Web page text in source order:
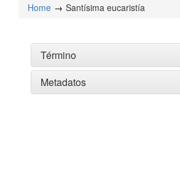
Home Santísima eucaristía
Término
Metadatos